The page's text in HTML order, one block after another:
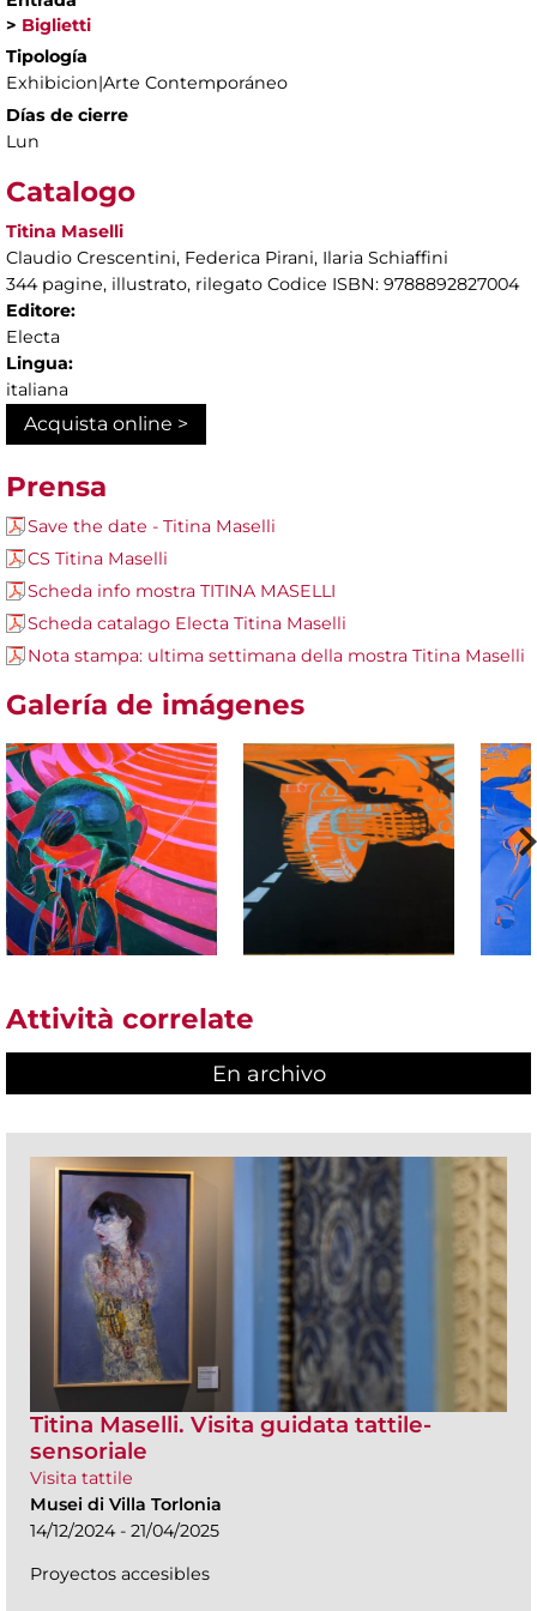
> Biglietti
Tipología
Exhibicion|Arte Contemporáneo
Días de cierre
Lun
Catalogo
Titina Maselli
Claudio Crescentini, Federica Pirani, Ilaria Schiaffini
344 pagine, illustrato, rilegato Codice ISBN: 9788892827004
Editore:
Electa
Lingua:
italiana
Acquista online >
Prensa
Save the date - Titina Maselli
CS Titina Maselli
Scheda info mostra TITINA MASELLI
Scheda catalago Electa Titina Maselli
Nota stampa: ultima settimana della mostra Titina Maselli
Galería de imágenes
Attività correlate
En archivo
Titina Maselli. Visita guidata tattile-
sensoriale
Visita tattile
Musei di Villa Torlonia
14/12/2024 - 21/04/2025
Proyectos accesibles